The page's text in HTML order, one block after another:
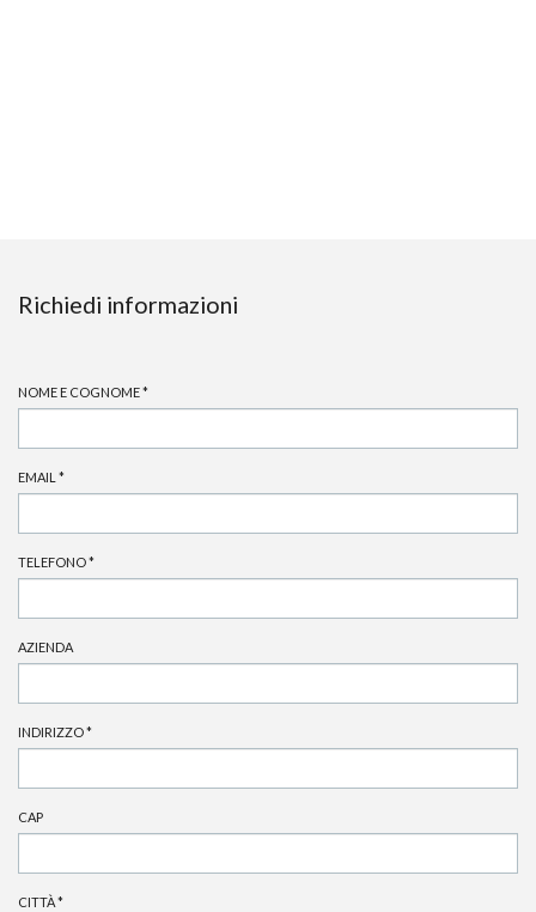
Richiedi informazioni
NOME E COGNOME*
EMAIL *
TELEFONO*
AZIENDA
INDIRIZZO*
CAP
CITTÀ*